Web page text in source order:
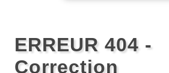
ERREUR 404 -
Correction